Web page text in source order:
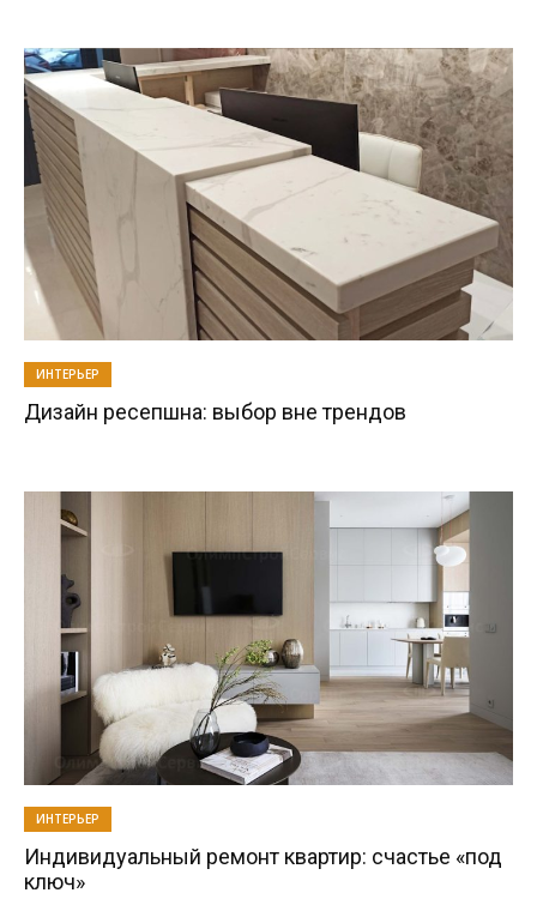
ИНТЕРЬЕР
Дизайн ресепшна: выбор вне трендов
ИНТЕРЬЕР
Индивидуальный ремонт квартир: счастье «под
ключ»